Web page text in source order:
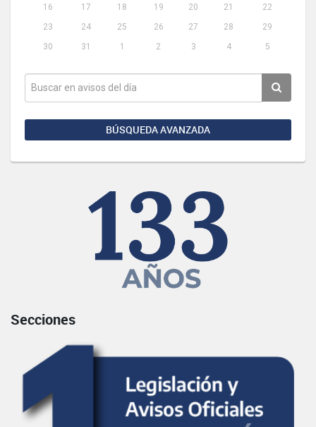
16
17 18 19 20 21
22
23
24 25 26 27 28
29
30
31 1 2 3 4 5
BÚSQUEDA AVANZADA
Secciones